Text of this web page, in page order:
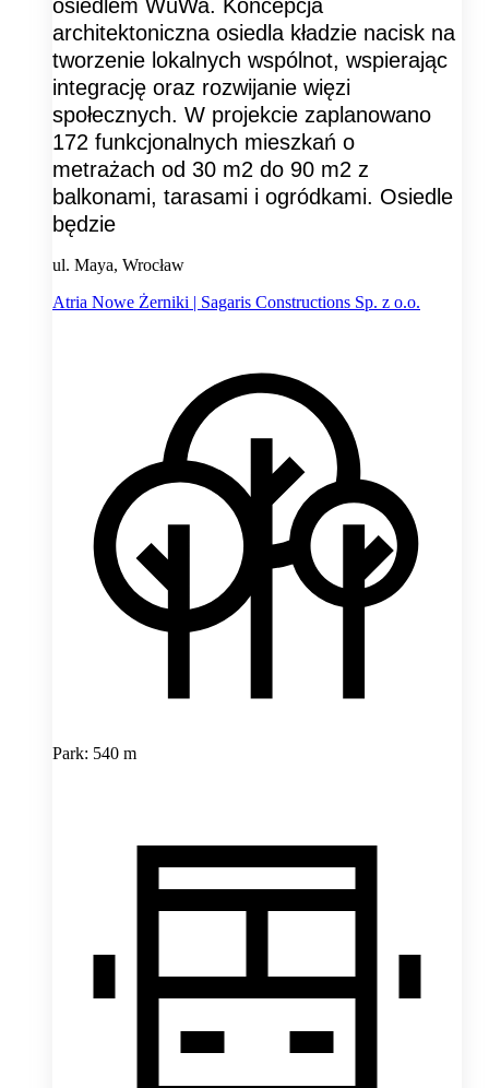
osiedlem WuWa. Koncepcja
architektoniczna osiedla kładzie nacisk na
tworzenie lokalnych wspólnot, wspierając
integrację oraz rozwijanie więzi
społecznych. W projekcie zaplanowano
172 funkcjonalnych mieszkań o
metrażach od 30 m2 do 90 m2 z
balkonami, tarasami i ogródkami. Osiedle
będzie
ul. Maya, Wrocław
Atria Nowe Żerniki | Sagaris Constructions Sp. z o.o.
Park: 540 m